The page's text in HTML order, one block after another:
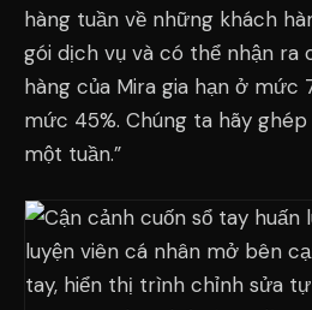
hàng tuần về những khách
gói dịch vụ và có thể nhận ra
hàng của Mira gia hạn ở mức
mức 45%. Chúng ta hãy
một tuần.”